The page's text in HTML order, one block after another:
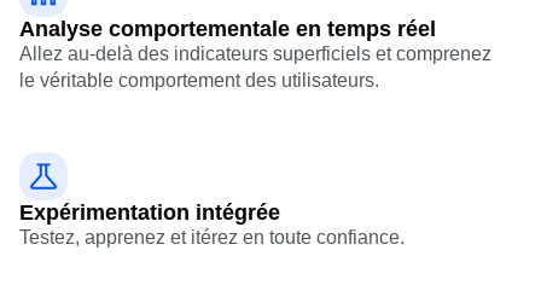
Analyse comportementale en temps réel
Allez au-delà des indicateurs superficiels et comprenez
le véritable comportement des utilisateurs.
Expérimentation intégrée
Testez, apprenez et itérez en toute confiance.